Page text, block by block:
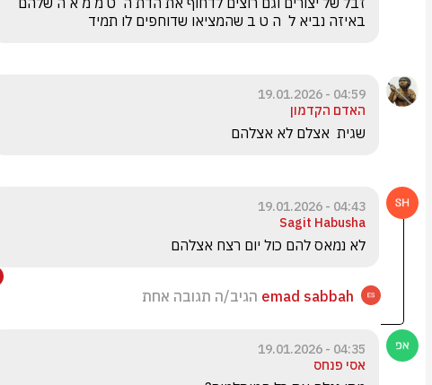
באיזה נביא ל  ה ט ב שהמציאו שדוחפים לו תמיד
04:59 - 19.01.2026
האדם הקדמון
שגית  אצלם לא אצלהם
04:43 - 19.01.2026
Sagit Habusha
לא נמאס להם כול יום רצח אצלהם
emad sabbah הגיב/ה תגובה אחת
04:35 - 19.01.2026
אסי פנחס